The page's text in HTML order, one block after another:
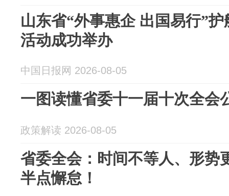
山东省“外事惠企 出国易行”
活动成功举办
中国日报网 2026-08-05
一图读懂省委十一届十次全会
政策解读 2026-08-05
省委全会：时间不等人、形势
半点懈怠！